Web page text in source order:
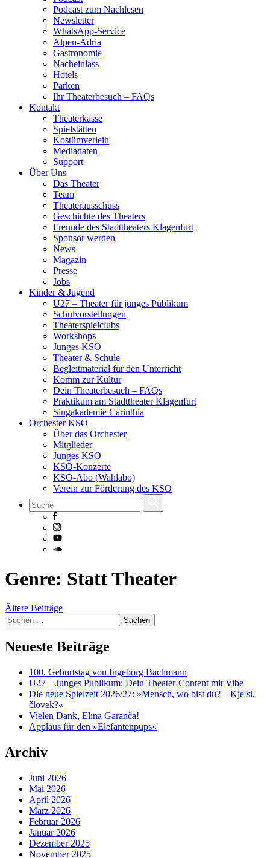
Podcast zum Nachlesen
Newsletter
WhatsApp-Service
Alpen-Adria
Gastronomie
Nacheinlass
Hotels
Parken
Ihr Theaterbesuch – FAQs
Kontakt
Theaterkasse
Spielstätten
Kostümverleih
Mediadaten
Support
Über Uns
Das Theater
Team
Theaterausschuss
Geschichte des Theaters
Freunde des Stadttheaters Klagenfurt
Sponsor werden
News
Magazin
Presse
Jobs
Kinder & Jugend
U27 – Theater für junges Publikum
Schulvorstellungen
Theaterspielclubs
Workshops
Junges KSO
Theater & Schule
Begleitmaterial für den Unterricht
Komm zur Kultur
Dein Theaterbesuch – FAQs
Praktikum am Stadttheater Klagenfurt
Singakademie Carinthia
Orchester KSO
Über das Orchester
Mitglieder
Junges KSO
KSO-Konzerte
KSO-Abo (Wahlabo)
Verein zur Förderung des KSO
to
Genre: Statt Theater
Beitragsnavigation
Ältere Beiträge
Suchen
nach:
Neueste Beiträge
100. Geburtstag von Ingeborg Bachmann
U27 – Junges Publikum: Dein Theater-Content mit Vibe
Die neue Spielzeit 2026/27: »Mensch, wo bist du? – Kje si,
človek?«
Vielen Dank, Elīna Garanča!
Applaus für den »Elefantenpups«
Archiv
Juni 2026
Mai 2026
April 2026
März 2026
Februar 2026
Januar 2026
Dezember 2025
November 2025